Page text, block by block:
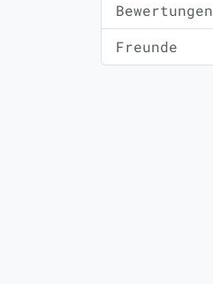
Bewertungen
Freunde